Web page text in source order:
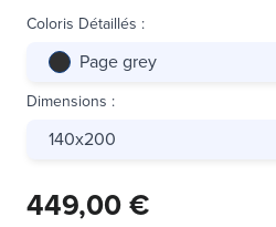
Coloris Détaillés :
Page grey
Dimensions :
140x200
449,00 €